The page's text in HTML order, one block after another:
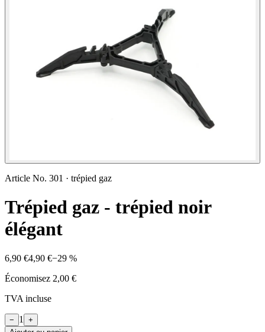
Article No. 301 · trépied gaz
Trépied gaz - trépied noir
élégant
6,90 €4,90 €−29 %
Économisez 2,00 €
TVA incluse
− 1
+